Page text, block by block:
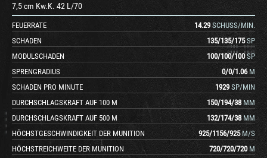
7,5 cm Kw.K. 42 L/70
FEUERRATE 14.29 SCHUSS/MIN.
SCHADEN
135/135/175 SP
MODULSCHADEN
100/100/100 SP
SPRENGRADIUS
0/0/1.06 M
SCHADEN PRO MINUTE
1929 SP/MIN
DURCHSCHLAGSKRAFT AUF 100 M
150/194/38 MM
DURCHSCHLAGSKRAFT AUF 500 M
132/174/38 MM
HÖCHSTGESCHWINDIGKEIT DER MUNITION
925/1156/925 M/S
HÖCHSTREICHWEITE DER MUNITION
720/720/720 M